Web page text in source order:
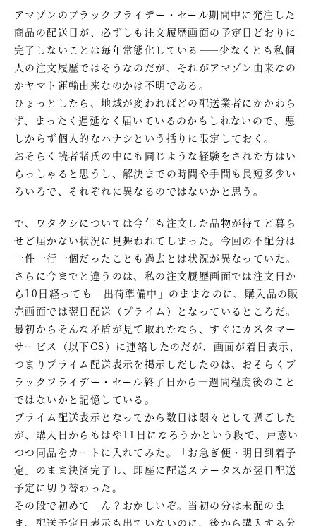
アマゾンのブラックフライデー・セール期間中に発注した
商品の配送日が、必ずしも注文履歴画面の予定日どおりに
完了しないことは毎年常態化している――少なくとも私個
人の注文履歴ではそうなのだが、それがアマゾン由来なの
かヤマト運輸由来なのかは不明である。
ひょっとしたら、地域が変わればどの配送業者にかかわら
ず、まったく遅延なく届いているのかもしれないので、悪
しからず個人的なハナシという括りに限定しておく。
おそらく読者諸氏の中にも同じような経験をされた方はい
らっしゃると思うし、解決までの時間や手間も長短多少い
ろいろで、それぞれに異なるのではないかと思う。
で、ワタクシについては今年も注文した品物が待てど暮ら
せど届かない状況に見舞われてしまった。今回の不配分は
一件一行一個だったことも過去とは状況が異なっていた。
さらに今までと違うのは、私の注文履歴画面では注文日か
ら10日経っても「出荷準備中」のままなのに、購入品の販
売画面では翌日配送（プライム）となっているところだ。
最初からそんな矛盾が見て取れたなら、すぐにカスタマー
サービス（以下CS）に連絡したのだが、画面が着日表示、
つまりプライム配送表示を掲示しだしたのは、おそらくブ
ラックフライデー・セール終了日から一週間程度後のこと
ではないかと記憶している。
プライム配送表示となってから数日は悶々として過ごした
が、購入日からもはや11日になろうかという段で、戸惑い
つつ同品をカートに入れてみた。「お急ぎ便・明日到着予
定」のまま決済完了し、即座に配送ステータスが翌日配送
予定に切り替わった。
その段で初めて「ん？おかしいぞ。当初の分は未配のま
ま、配送予定日表示も出ていないのに、後から購入する分